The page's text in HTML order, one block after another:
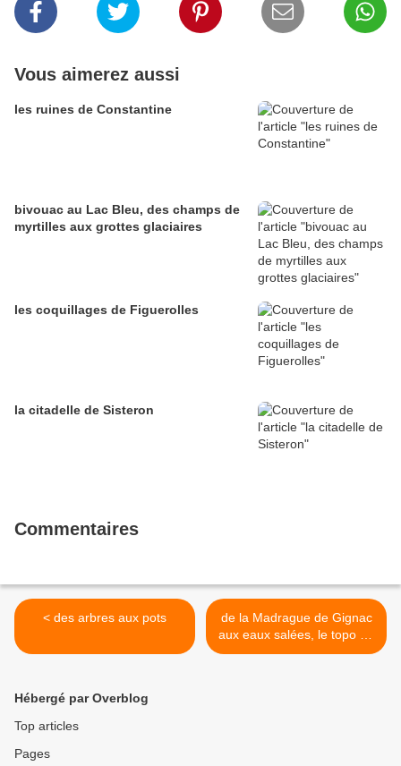
Vous aimerez aussi
les ruines de Constantine
bivouac au Lac Bleu, des champs de
myrtilles aux grottes glaciaires
les coquillages de Figuerolles
la citadelle de Sisteron
Commentaires
< des arbres aux pots
de la Madrague de Gignac
aux eaux salées, le topo de
la rando-escalade côtière >
Hébergé par Overblog
Top articles
Pages